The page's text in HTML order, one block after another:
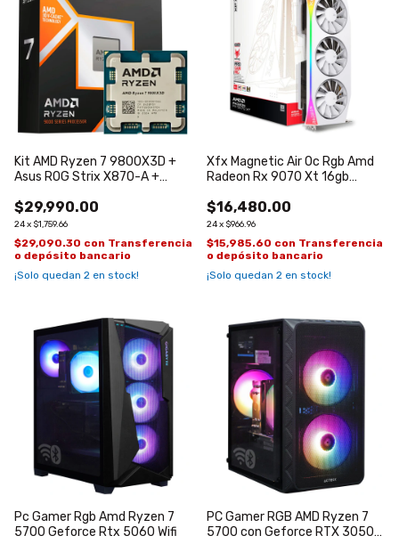
Kit AMD Ryzen 7 9800X3D +
Asus ROG Strix X870-A +
6400Mhz
$29,990.00
24x $1,759.66
$29,090.30 con Transferencia
o depósito bancario
¡Solo quedan 2 en stock!
Xfx Magnetic Air Oc Rgb Amd
Radeon Rx 9070 Xt 16gb
$16,480.00
24x $966.96
$15,985.60 con Transferencia
o depósito bancario
¡Solo quedan 2 en stock!
Pc Gamer Rgb Amd Ryzen 7
5700 Geforce Rtx 5060 Wifi
PC Gamer RGB AMD Ryzen 7
5700 con Geforce RTX 3050